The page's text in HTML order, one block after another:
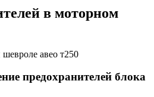
в моторном
предохранителей блока